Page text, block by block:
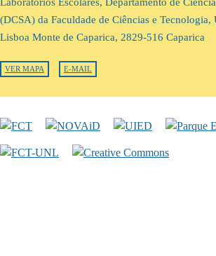
(DCSA) da Faculdade de Ciências e Tecnologia,
Lisboa Monte de Caparica, 2829-516 Caparica
VER MAPA E-MAIL